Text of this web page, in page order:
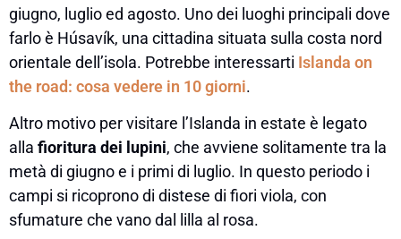
giugno, luglio ed agosto. Uno dei luoghi principali dove
farlo è Húsavík, una cittadina situata sulla costa nord
orientale dell’isola. Potrebbe interessarti Islanda on
the road: cosa vedere in 10 giorni.
Altro motivo per visitare l’Islanda in estate è legato
alla fioritura dei lupini, che avviene solitamente tra la
metà di giugno e i primi di luglio. In questo periodo i
campi si ricoprono di distese di fiori viola, con
sfumature che vano dal lilla al rosa.